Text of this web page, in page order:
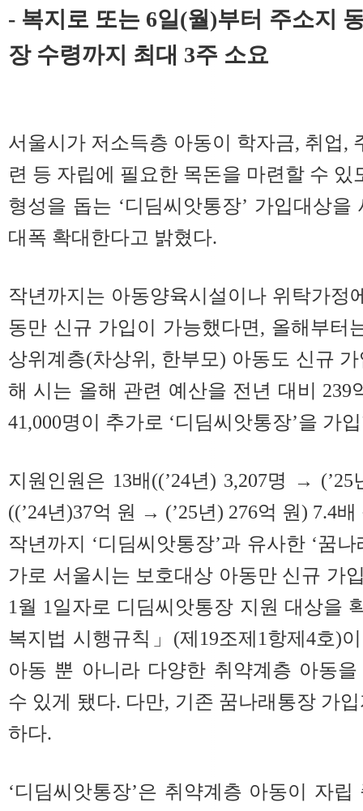
- 복지로 또는 6일(월)부터 주소지
장 수령까지 최대 3주 소요
서울시가 저소득층 아동이 학자금, 취업,
련 등 자립에 필요한 목돈을 마련할 수 있
형성을 돕는 ‘디딤씨앗통장’ 가입대상을
대폭 확대한다고 밝혔다.
작년까지는 아동양육시설이나 위탁가정
동만 신규 가입이 가능했다면, 올해부터
상위계층(차상위, 한부모) 아동도 신규
해 시는 올해 관련 예산을 전년 대비 239
41,000명이 추가로 ‘디딤씨앗통장’을 가
지원인원은 13배((’24년) 3,207명 → (’25
((’24년)37억 원 → (’25년) 276억 원) 7.4
작년까지 ‘디딤씨앗통장’과 유사한 ‘꿈
가로 서울시는 보호대상 아동만 신규 가
1월 1일자로 디딤씨앗통장 지원 대상을
복지법 시행규칙」(제19조제1항제4호)
아동 뿐 아니라 다양한 취약계층 아동
수 있게 됐다. 다만, 기존 꿈나래통장 가
하다.
‘디딤씨앗통장’은 취약계층 아동이 자